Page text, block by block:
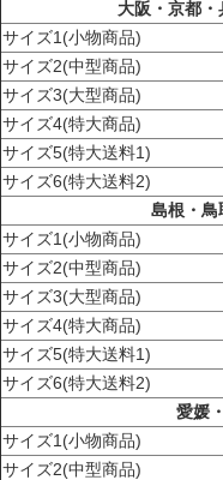
大阪・京都
サイズ1(小物商品)
サイズ2(中型商品)
サイズ3(大型商品)
サイズ4(特大商品)
サイズ5(特大送料1)
サイズ6(特大送料2)
島根・鳥
サイズ1(小物商品)
サイズ2(中型商品)
サイズ3(大型商品)
サイズ4(特大商品)
サイズ5(特大送料1)
サイズ6(特大送料2)
愛媛
サイズ1(小物商品)
サイズ2(中型商品)